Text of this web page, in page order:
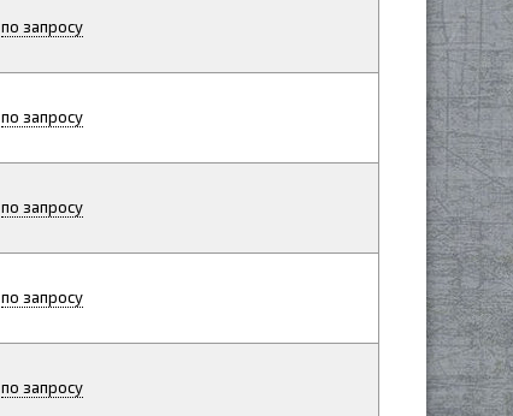
по запросу
по запросу
по запросу
по запросу
по запросу